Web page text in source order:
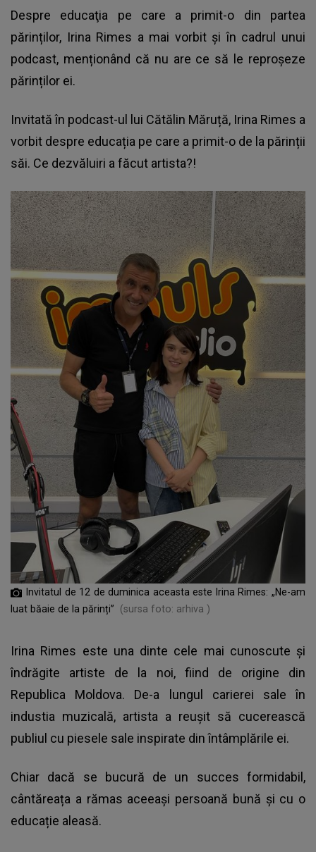
Despre educaţia pe care a primit-o din partea
părinților, Irina Rimes a mai vorbit și în cadrul unui
podcast, menționând că nu are ce să le reproșeze
părinților ei.
Invitată în podcast-ul lui Cătălin Măruță, Irina Rimes a
vorbit despre educația pe care a primit-o de la părinții
săi. Ce dezvăluiri a făcut artista?!
Invitatul de 12 de duminica aceasta este Irina Rimes: „Ne-am
luat băaie de la părinți”
(sursa foto: arhiva )
Irina Rimes este una dinte cele mai cunoscute și
îndrăgite artiste de la noi, fiind de origine din
Republica Moldova. De-a lungul carierei sale în
industia muzicală, artista a reușit să cucerească
publiul cu piesele sale inspirate din întâmplările ei.
Chiar dacă se bucură de un succes formidabil,
cântăreața a rămas aceeași persoană bună și cu o
educație aleasă.